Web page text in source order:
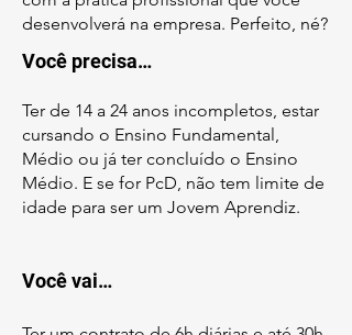
desenvolverá na empresa. Perfeito, né?
Você precisa…
Ter de 14 a 24 anos incompletos, estar
cursando o Ensino Fundamental,
Médio ou já ter concluído o Ensino
Médio. E se for PcD, não tem limite de
idade para ser um Jovem Aprendiz.
Você vai…